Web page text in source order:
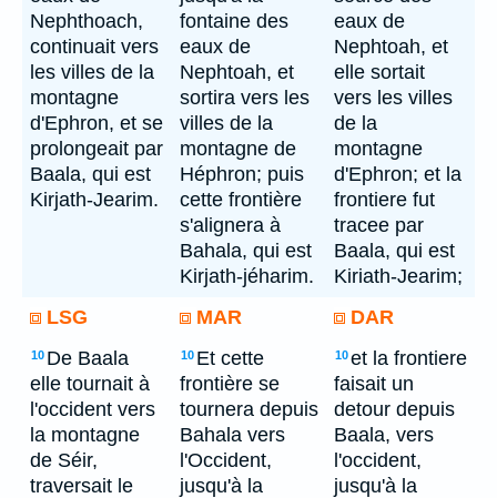
Nephthoach,
continuait vers
les villes de la
montagne
d'Ephron, et se
prolongeait par
Baala, qui est
Kirjath-Jearim.
fontaine des
eaux de
Nephtoah, et
sortira vers les
villes de la
montagne de
Héphron; puis
cette frontière
s'alignera à
Bahala, qui est
Kirjath-jéharim.
eaux de
Nephtoah, et
elle sortait
vers les villes
de la
montagne
d'Ephron; et la
frontiere fut
tracee par
Baala, qui est
Kiriath-Jearim;
LSG
MAR DAR
10 De Baala
elle tournait à
l'occident vers
la montagne
de Séir,
traversait le
10 Et cette
frontière se
tournera depuis
Bahala vers
l'Occident,
jusqu'à la
10et la frontiere
faisait un
detour depuis
Baala, vers
l'occident,
jusqu'à la